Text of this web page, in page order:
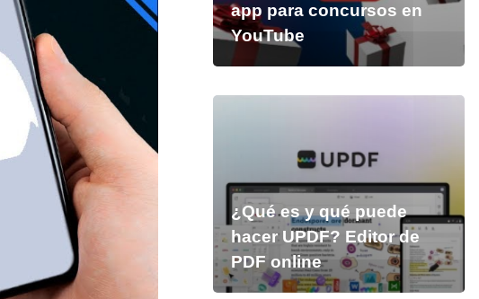
app para concursos en
YouTube
¿Qué es y qué puede
hacer UPDF? Editor de
PDF online